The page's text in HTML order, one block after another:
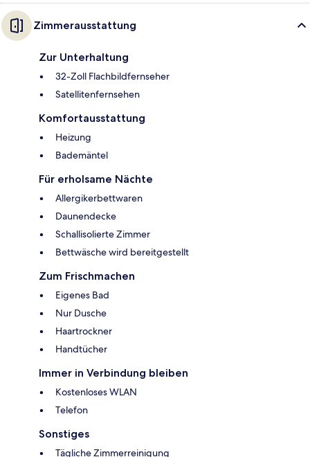
Zimmerausstattung
Zur Unterhaltung
32-Zoll Flachbildfernseher
Satellitenfernsehen
Komfortausstattung
Heizung
Bademäntel
Für erholsame Nächte
Allergikerbettwaren
Daunendecke
Schallisolierte Zimmer
Bettwäsche wird bereitgestellt
Zum Frischmachen
Eigenes Bad
Nur Dusche
Haartrockner
Handtücher
Immer in Verbindung bleiben
Kostenloses WLAN
Telefon
Sonstiges
Tägliche Zimmerreinigung